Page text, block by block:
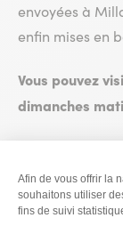
envoyées à
enfin mises en
Vous pouvez
dimanches
Le Bureau des
vente d'huile se